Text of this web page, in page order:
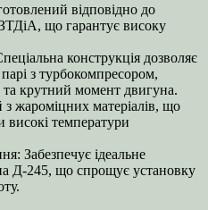
відповідно до
що гарантує високу
конструкція дозволяє
з турбокомпресором,
крутний момент двигуна.
жароміцних матеріалів, що
високі температури
Забезпечує ідеальне
Д-245, що спрощує установку